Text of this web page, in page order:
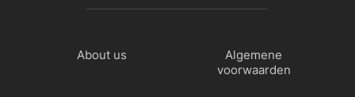
About us
Algemene
voorwaarden